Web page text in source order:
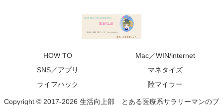
HOW TO
Mac／WIN/internet
SNS／アプリ
マネタイズ
ライフハック
陸マイラー
Copyright © 2017-2026 生活向上部 とある医療系サラリーマンのブ